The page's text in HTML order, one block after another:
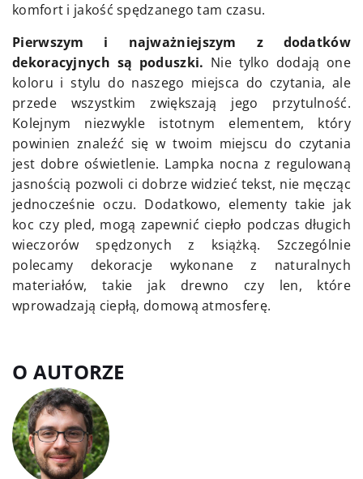
komfort i jakość spędzanego tam czasu.
Pierwszym i najważniejszym z dodatków
dekoracyjnych są poduszki. Nie tylko dodają one
koloru i stylu do naszego miejsca do czytania, ale
przede wszystkim zwiększają jego przytulność.
Kolejnym niezwykle istotnym elementem, który
powinien znaleźć się w twoim miejscu do czytania
jest dobre oświetlenie. Lampka nocna z regulowaną
jasnością pozwoli ci dobrze widzieć tekst, nie męcząc
jednocześnie oczu. Dodatkowo, elementy takie jak
koc czy pled, mogą zapewnić ciepło podczas długich
wieczorów spędzonych z książką. Szczególnie
polecamy dekoracje wykonane z naturalnych
materiałów, takie jak drewno czy len, które
wprowadzają ciepłą, domową atmosferę.
O AUTORZE